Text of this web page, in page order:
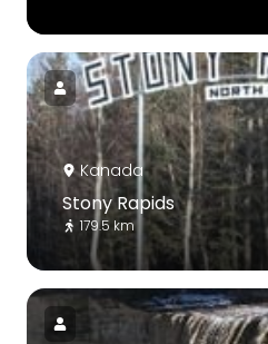
Kanada
Stony Rapids
179.5 km